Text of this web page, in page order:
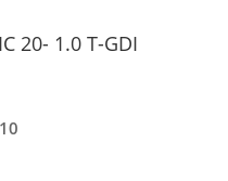
20- 1.0 T-GDI